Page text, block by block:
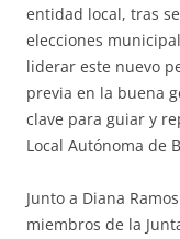
entidad local, tras
elecciones
liderar este nuevo
previa en la buena
clave para guiar y
Local Autónoma de
Junto a Diana
miembros de la